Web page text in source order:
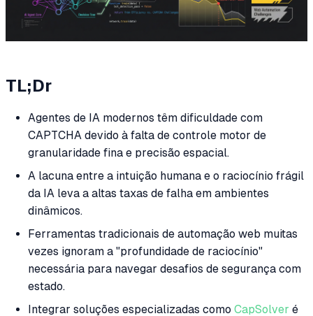
TL;Dr
Agentes de IA modernos têm dificuldade com
CAPTCHA devido à falta de controle motor de
granularidade fina e precisão espacial.
A lacuna entre a intuição humana e o raciocínio frágil
da IA leva a altas taxas de falha em ambientes
dinâmicos.
Ferramentas tradicionais de automação web muitas
vezes ignoram a "profundidade de raciocínio"
necessária para navegar desafios de segurança com
estado.
Integrar soluções especializadas como CapSolver é